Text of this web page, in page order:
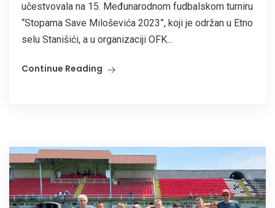
učestvovala na 15. Međunarodnom fudbalskom turniru
“Stopama Save Miloševića 2023”, koji je održan u Etno
selu Stanišići, a u organizaciji OFK...
Continue Reading